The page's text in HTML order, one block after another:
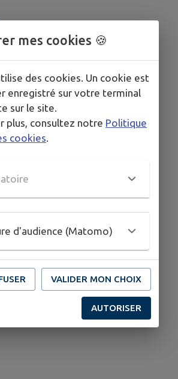
49750 BEAULIEU SUR LAYON
mes cookies 🍪
des cookies. Un cookie est
enregistré sur votre terminal
sur le site.
plus, consultez notre Politique
cookies
d'audience (Matomo)
VALIDER MON CHOIX
AUTORISER